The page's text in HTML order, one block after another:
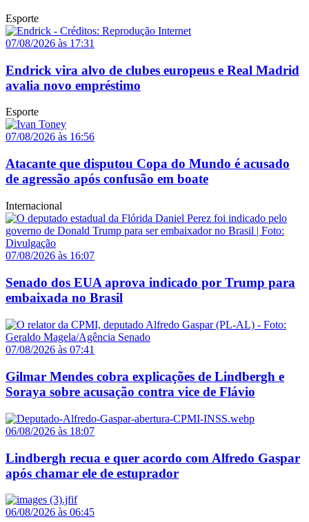
Esporte
07/08/2026 às 17:31
Endrick vira alvo de clubes europeus e Real Madrid
avalia novo empréstimo
Esporte
07/08/2026 às 16:56
Atacante que disputou Copa do Mundo é acusado
de agressão após confusão em boate
Internacional
07/08/2026 às 16:07
Senado dos EUA aprova indicado por Trump para
embaixada no Brasil
07/08/2026 às 07:41
Gilmar Mendes cobra explicações de Lindbergh e
Soraya sobre acusação contra vice de Flávio
06/08/2026 às 18:07
Lindbergh recua e quer acordo com Alfredo Gaspar
após chamar ele de estuprador
06/08/2026 às 06:45